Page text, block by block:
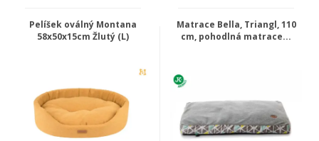
Pelíšek oválný Montana
58x50x15cm Žlutý (L)
Matrace Bella, Triangl, 110
cm, pohodlná matrace...